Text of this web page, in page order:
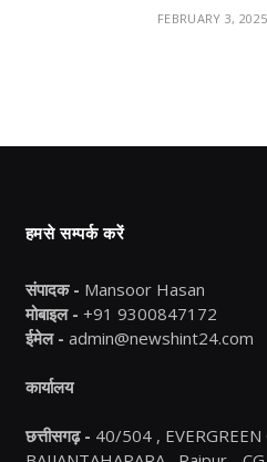
FEBRUARY 3, 2025
हमसे सम्पर्क करें
संपादक - Mansoor Hasan
मोबाइल - +91 9300847172
ईमेल - admin@newshint24.com
कार्यालय
छत्तीसगढ़ - 40/504 , EVERGREEN